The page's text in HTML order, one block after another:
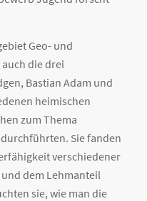
Geo- und
die drei
Bastian Adam und
heimischen
zum Thema
Sie fanden
verschiedener
dem Lehmanteil
sie, wie man die